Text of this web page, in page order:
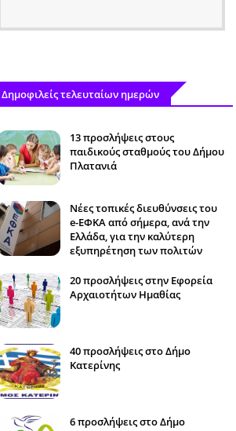
Δημοφιλείς τελευταίων ημερών
13 προσλήψεις στους
παιδικούς σταθμούς του Δήμου
Πλατανιά
Νέες τοπικές διευθύνσεις του
e-ΕΦΚΑ από σήμερα, ανά την
Ελλάδα, για την καλύτερη
εξυπηρέτηση των πολιτών
20 προσλήψεις στην Εφορεία
Αρχαιοτήτων Ημαθίας
40 προσλήψεις στο Δήμο
Κατερίνης
6 προσλήψεις στο Δήμο